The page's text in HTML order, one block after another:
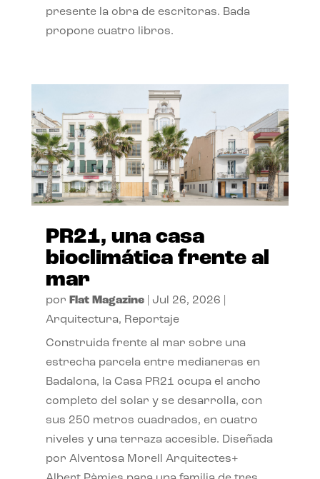
presente la obra de escritoras. Bada
propone cuatro libros.
PR21, una casa
bioclimática frente al
mar
por Flat Magazine| Jul 26, 2026
Arquitectura, Reportaje
Construida frente al mar sobre una
estrecha parcela entre medianeras en
Badalona, la Casa PR21 ocupa el ancho
completo del solar y se desarrolla, con
sus 250 metros cuadrados, en cuatro
niveles y una terraza accesible. Diseñada
por Alventosa Morell Arquitectes+